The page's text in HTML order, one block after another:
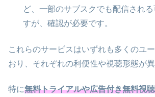
ど、一部のサブスクでも配信される
すが、確認が必要です。
これらのサービスはいずれも多くのユ
おり、それぞれの利便性や視聴形態が異
特に無料トライアルや広告付き無料視聴